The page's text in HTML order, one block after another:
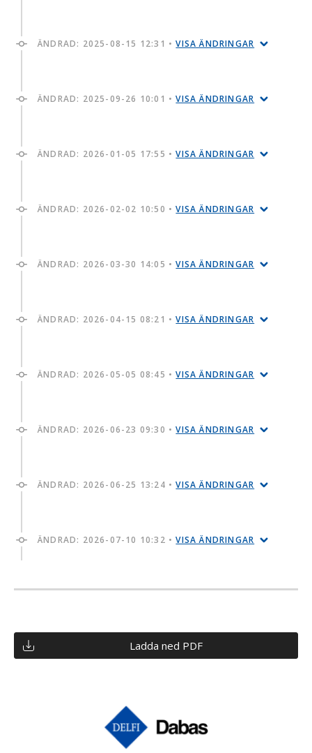
ÄNDRAD: 2025-08-15 12:31 •VISA ÄNDRINGAR
ÄNDRAD: 2025-09-26 10:01 •VISA ÄNDRINGAR
ÄNDRAD: 2026-01-05 17:55 •VISA ÄNDRINGAR
ÄNDRAD: 2026-02-02 10:50 •VISA ÄNDRINGAR
ÄNDRAD: 2026-03-30 14:05 •VISA ÄNDRINGAR
ÄNDRAD: 2026-04-15 08:21 •VISA ÄNDRINGAR
ÄNDRAD: 2026-05-05 08:45 •VISA ÄNDRINGAR
ÄNDRAD: 2026-06-23 09:30 •VISA ÄNDRINGAR
ÄNDRAD: 2026-06-25 13:24 •VISA ÄNDRINGAR
ÄNDRAD: 2026-07-10 10:32 •VISA ÄNDRINGAR
Ladda ned PDF